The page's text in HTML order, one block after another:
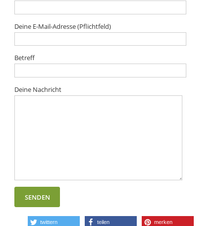
Deine E-Mail-Adresse (Pflichtfeld)
Betreff
Deine Nachricht
twittern teilen merken